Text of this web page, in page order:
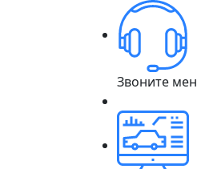
Звоните